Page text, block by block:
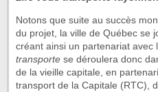
Notons que suite au succès
du projet, la ville de Québec se
créant ainsi un partenariat avec
transporte se déroulera donc
de la vieille capitale, en
transport de la Capitale (RTC),